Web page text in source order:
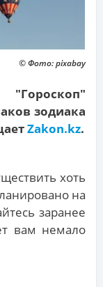
© Фото: pixabay
"Гороскоп"
зодиака
Zakon.kz.
хоть
на
заранее
вам немало